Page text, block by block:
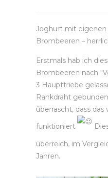
Joghurt mit eigenen
Brombeeren –
Erstmals hab ich
Brombeeren nach
3 Haupttriebe
Rankdraht
überrascht, dass
funktioniert
überreich, im
Jahren.